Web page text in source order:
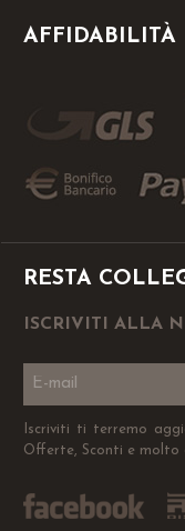
AFFIDABILITÀ
RESTA
ISCRIVITI ALLA
Iscriviti ti terremo
Offerte, Sconti e molto